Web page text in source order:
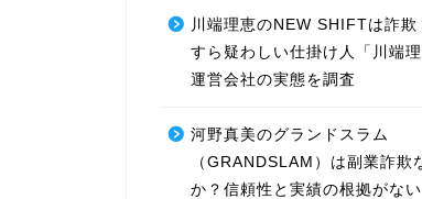
川端理恵のNEW SHIFTは詐欺
すら疑わしい仕掛け人「川端理
運営会社の実態を調査
河野真美のグランドスラム
（GRANDSLAM）は副業詐欺
か？信頼性と実績の根拠がない